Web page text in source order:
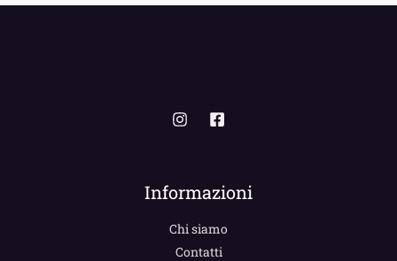
Informazioni
Chi siamo
Contatti